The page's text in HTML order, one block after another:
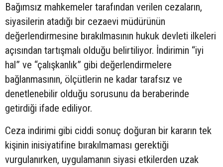
Bağımsız mahkemeler tarafından verilen cezaların,
siyasilerin atadığı bir cezaevi müdürünün
değerlendirmesine bırakılmasının hukuk devleti ilkeleri
açısından tartışmalı olduğu belirtiliyor. İndirimin “iyi
hal” ve “çalışkanlık” gibi değerlendirmelere
bağlanmasının, ölçütlerin ne kadar tarafsız ve
denetlenebilir olduğu sorusunu da beraberinde
getirdiği ifade ediliyor.
Ceza indirimi gibi ciddi sonuç doğuran bir kararın tek
kişinin inisiyatifine bırakılmaması gerektiği
vurgulanırken, uygulamanın siyasi etkilerden uzak